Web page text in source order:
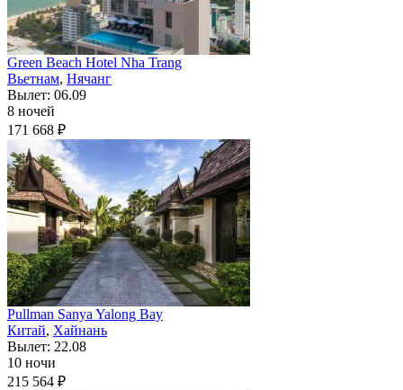
Green Beach Hotel Nha Trang
Вьетнам, Нячанг
Вылет: 06.09
8 ночей
171 668 ₽
Pullman Sanya Yalong Bay
Китай, Хайнань
Вылет: 22.08
10 ночи
215 564 ₽